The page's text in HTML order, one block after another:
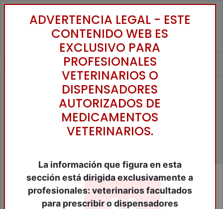
Accesorios Animales de Compañía
Alimentos Animales Compañia
Antibióticos
Antiparasitários
Bibliografía
ADVERTENCIA LEGAL - ESTE
CONTENIDO WEB ES
EXCLUSIVO PARA
PROFESIONALES
VETERINARIOS O
DISPENSADORES
AUTORIZADOS DE
MEDICAMENTOS
VETERINARIOS.
La información que figura en esta
sección está dirigida exclusivamente a
profesionales: veterinarios facultados
para prescribir o dispensadores